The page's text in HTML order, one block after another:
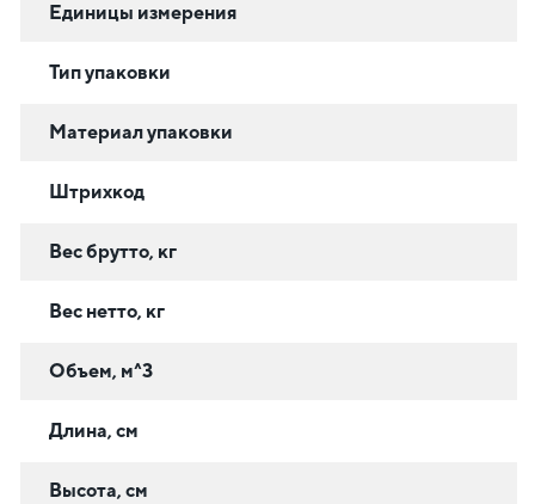
Единицы измерения
Тип упаковки
Материал упаковки
Штрихкод
Вес брутто, кг
Вес нетто, кг
Объем, м^3
Длина, см
Высота, см